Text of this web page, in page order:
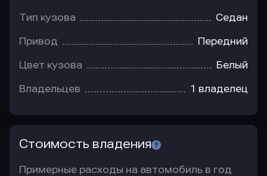
Тип кузова Седан
Привод Передний
Цвет кузова Белый
Владельцев 1 владелец
Стоимость владения
Примерные расходы на автомобиль в год